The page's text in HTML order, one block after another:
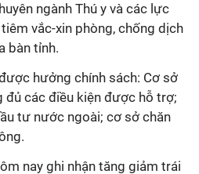
ngành Thú y và các lực
vắc-xin phòng, chống dịch
bàn tỉnh.
hưởng chính sách: Cơ sở
đủ các điều kiện được hỗ trợ;
tư nước ngoài; cơ sở chăn
nay ghi nhận tăng giảm trái